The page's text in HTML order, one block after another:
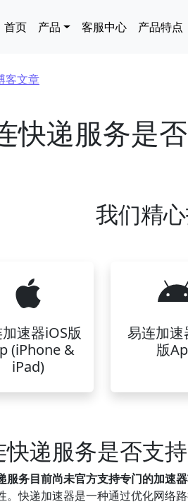
Main navigation
首页 产品 客服中心 产品特点
客文章
快递服务是
我们精
速器iOS版
(iPhone &
iPad)
易连加速
版
快递服务是否支
服务目前尚未官方支持专门的加速器
。快递加速器是一种通过优化网络